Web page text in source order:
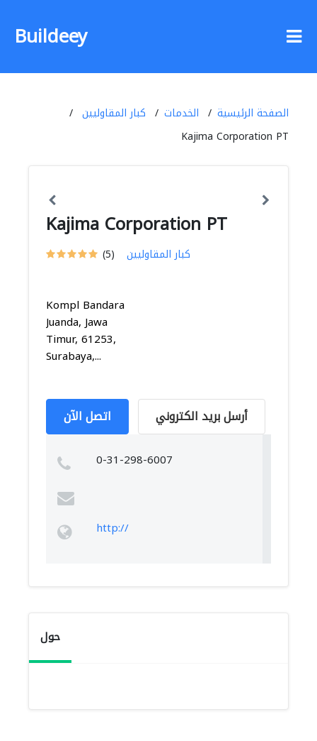
Buildeey
الصفحة الرئيسية الخدمات
كبار المقاوليين
Kajima Corporation PT
Kajima Corporation PT
(5) كبار المقاوليين
Kompl Bandara
Juanda, Jawa
Timur, 61253,
Surabaya,...
اتصل الآن أرسل بريد الكتروني
0-31-298-6007
http://
حول